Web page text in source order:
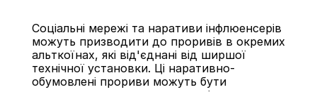
Соціальні мережі та наративи інфлюенсерів
можуть призводити до проривів в окремих
альткоїнах, які від'єднані від ширшої
технічної установки. Ці наративно-
обумовлені прориви можуть бути